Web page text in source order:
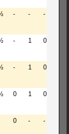
- - -
- 1 0
- 1 0
0 1 0
0 - -